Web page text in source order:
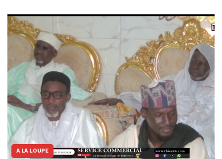
A LA LOUPE